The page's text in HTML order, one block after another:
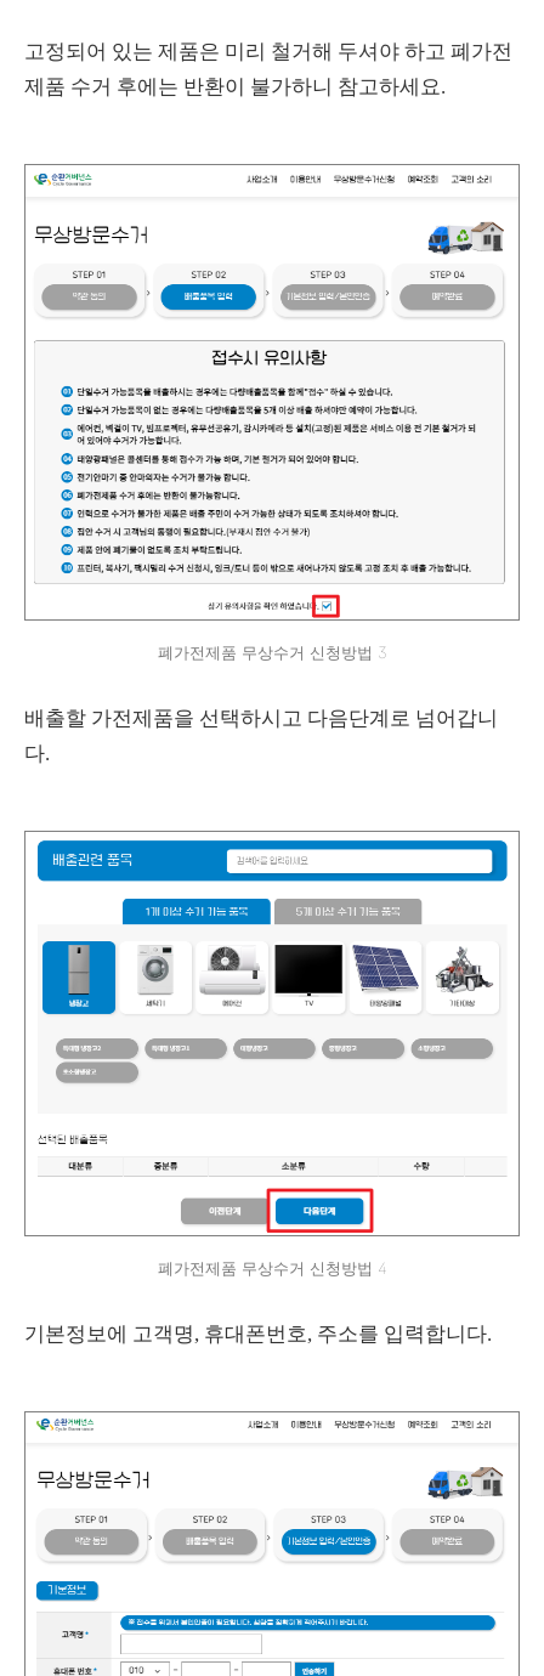
고정되어 있는 제품은 미리 철거해 두셔야 하고 폐가전
제품 수거 후에는 반환이 불가하니 참고하세요.
폐가전제품 무상수거 신청방법 3
배출할 가전제품을 선택하시고 다음단계로 넘어갑니
다.
폐가전제품 무상수거 신청방법 4
기본정보에 고객명, 휴대폰번호, 주소를 입력합니다.